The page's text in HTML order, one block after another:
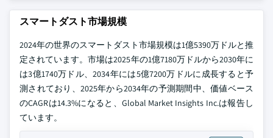
スマートダスト市場規模
2024年の世界のスマートダスト市場規模は1億5390万ドルと推
定されています。市場は2025年の1億7180万ドルから2030年に
は3億1740万ドル、2034年には5億7200万ドルに成長すると予
測されており、2025年から2034年の予測期間中、価値ベース
のCAGRは14.3%になると、Global Market Insights Inc.は報告し
ています。